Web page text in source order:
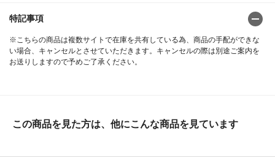
特記事項
※こちらの商品は複数サイトで在庫を共有している為、商品の手配ができな
い場合、キャンセルとさせていただきます。キャンセルの際は別途ご案内を
お送りしますので予めご了承ください。
この商品を見た方は、他にこんな商品を見ています